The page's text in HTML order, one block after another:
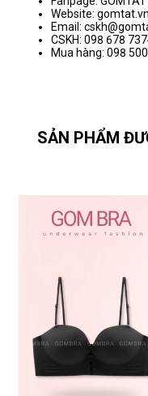
Website: gomtat.vn
Email:
CSKH: 098 678
Mua hàng: 098
SẢN PHẨM